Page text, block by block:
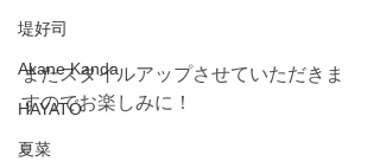
堤好司
Akane Kanda
HAYATO
夏菜
またスタイルアップさせていただきま
すのでお楽しみに！